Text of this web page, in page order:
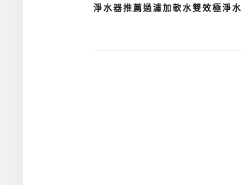
文
淨水器推薦過濾加軟水雙效極淨水